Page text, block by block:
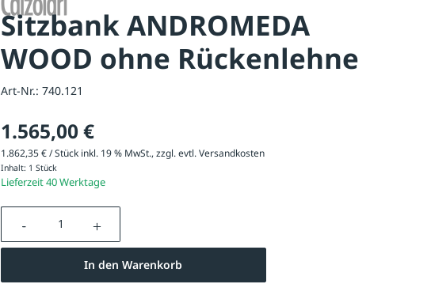
Sitzbank ANDROMEDA
WOOD ohne Rückenlehne
Art-Nr.: 740.121
1.565,00 €
1.862,35 € / Stück inkl. 19 % MwSt., zzgl. evtl.Versandkosten
Inhalt: 1 Stück
Lieferzeit 40 Werktage
Produkt Anzahl: Gib den gewünschten Wert ein oder
In den Warenkorb